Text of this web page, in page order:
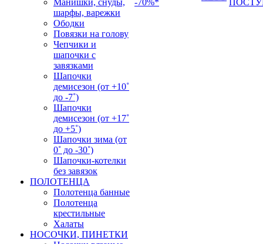
Манишки, снуды,
шарфы, варежки
Ободки
Повязки на голову
Чепчики и
шапочки с
завязками
Шапочки
демисезон (от +10˚
до -7˚)
Шапочки
демисезон (от +17˚
до +5˚)
Шапочки зима (от
0˚ до -30˚)
Шапочки-котелки
без завязок
ПОЛОТЕНЦА
Полотенца банные
Полотенца
крестильные
Халаты
НОСОЧКИ, ПИНЕТКИ
-70%*